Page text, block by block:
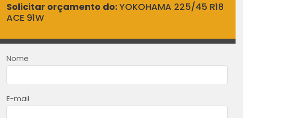
Solicitar orçamento do:YOKOHAMA 225/45 R18
ACE 91W
Nome
E-mail